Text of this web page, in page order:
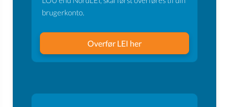
brugerkonto.
Overfør LEI her